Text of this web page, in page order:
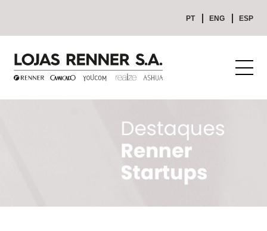
PT ENG ESP